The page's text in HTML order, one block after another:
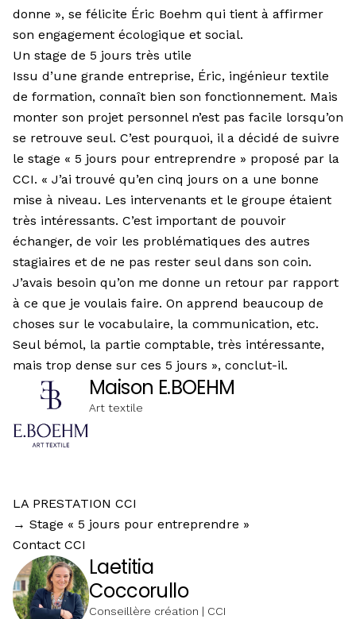
donne », se félicite Éric Boehm qui tient à affirmer
son engagement écologique et social.
Un stage de 5 jours très utile
Issu d’une grande entreprise, Éric, ingénieur textile
de formation, connaît bien son fonctionnement. Mais
monter son projet personnel n’est pas facile lorsqu’on
se retrouve seul. C’est pourquoi, il a décidé de suivre
le stage « 5 jours pour entreprendre » proposé par la
CCI. « J’ai trouvé qu’en cinq jours on a une bonne
mise à niveau. Les intervenants et le groupe étaient
très intéressants. C’est important de pouvoir
échanger, de voir les problématiques des autres
stagiaires et de ne pas rester seul dans son coin.
J’avais besoin qu’on me donne un retour par rapport
à ce que je voulais faire. On apprend beaucoup de
choses sur le vocabulaire, la communication, etc.
Seul bémol, la partie comptable, très intéressante,
mais trop dense sur ces 5 jours », conclut-il.
Maison E.BOEHM
Art textile
LA PRESTATION CCI
→ Stage « 5 jours pour entreprendre »
Contact CCI
Laetitia
Coccorullo
Conseillère création | CCI